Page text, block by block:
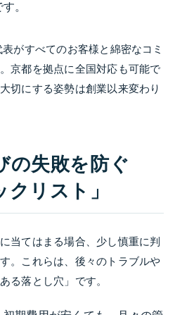
。
がすべてのお客様と綿密なコミ
京都を拠点に全国対応も可能で
切にする姿勢は創業以来変わり
の失敗を防ぐ
クリスト」
当てはまる場合、少し慎重に判
。これらは、後々のトラブルや
る落とし穴」です。